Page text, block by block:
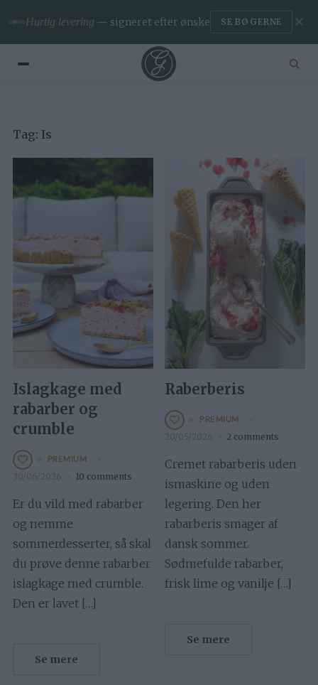
Hurtig levering — signeret efter ønske SE BØGERNE ✕
Tag: Is
Islagkage med
rabarber og
crumble
PREMIUM
30/06/2026 10 comments
Er du vild med rabarber
og nemme
sommerdesserter, så skal
du prøve denne rabarber
islagkage med crumble.
Den er lavet […]
Se mere
Raberberis
PREMIUM
20/05/2026 2 comments
Cremet rabarberis uden
ismaskine og uden
legering. Den her
rabarberis smager af
dansk sommer.
Sødmefulde rabarber,
frisk lime og vanilje […]
Se mere